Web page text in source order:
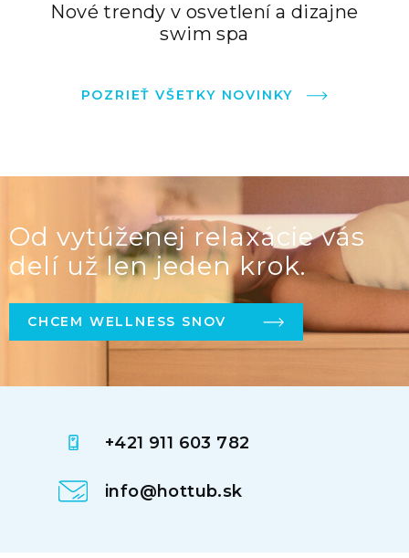
Nové trendy v osvetlení a dizajne
swim spa
POZRIEŤ VŠETKY NOVINKY
Od vytúženej relaxácie vás
delí už len jeden krok.
CHCEM WELLNESS SNOV
+421 911 603 782
info@hottub.sk